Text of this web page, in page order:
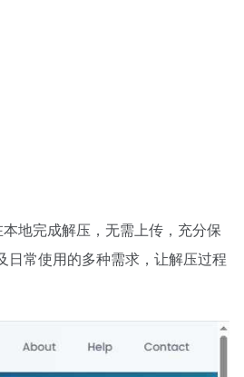
地完成解压，无需上传，充分保
常使用的多种需求，让解压过程